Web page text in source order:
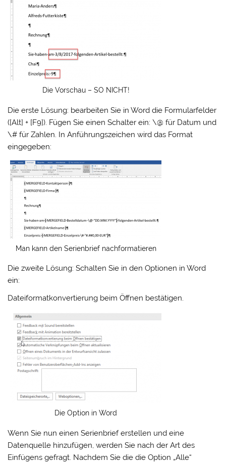
Die Vorschau – SO NICHT!
Die erste Lösung: bearbeiten Sie in Word die Formularfelder
([Alt] + [F9]). Fügen Sie einen Schalter ein: \@ für Datum und
\# für Zahlen. In Anführungszeichen wird das Format
eingegeben:
Man kann den Serienbrief nachformatieren
Die zweite Lösung: Schalten Sie in den Optionen in Word
ein:
Dateiformatkonvertierung beim Öffnen bestätigen.
Die Option in Word
Wenn Sie nun einen Serienbrief erstellen und eine
Datenquelle hinzufügen, werden Sie nach der Art des
Einfügens gefragt. Nachdem Sie die die Option „Alle“